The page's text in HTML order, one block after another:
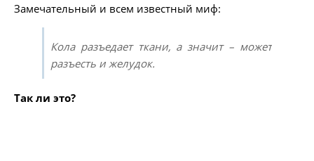
Замечательный и всем известный миф:
Кола разъедает ткани, а значит – может
разъесть и желудок.
Так ли это?